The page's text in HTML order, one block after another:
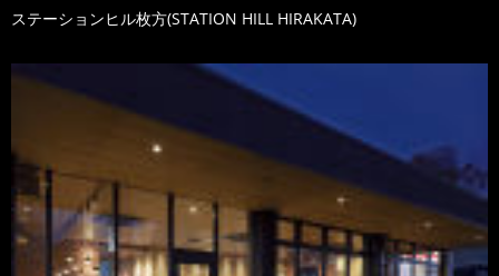
ステーションヒル枚方(STATION HILL HIRAKATA)